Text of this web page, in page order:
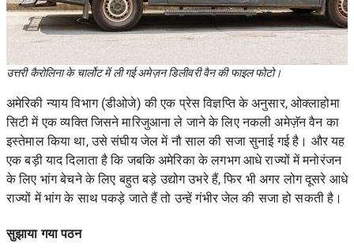
उत्तरी कैरोलिना के चार्लोट में ली गई अमेज़न डिलीवरी वैन की फाइल फोटो।
अमेरिकी न्याय विभाग(डीओजे) की एक प्रेस विज्ञप्ति के अनुसार, ओक्लाहोमा
सिटी में एक व्यक्ति जिसने मारिजुआना ले जाने के लिए नकली अमेज़ॅन वैन का
इस्तेमाल किया था, उसे संघीय जेल में नौ साल की सजा सुनाई गई है। और यह
एक बड़ी याद दिलाता है कि जबकि अमेरिका के लगभग आधे राज्यों में मनोरंजन
के लिए भांग बेचने के लिए बहुत बड़े उद्योग उभरे हैं, फिर भी अगर लोग दूसरे आधे
राज्यों में भांग के साथ पकड़े जाते हैं तो उन्हें गंभीर जेल की सजा हो सकती है।
सुझाया गया पठन